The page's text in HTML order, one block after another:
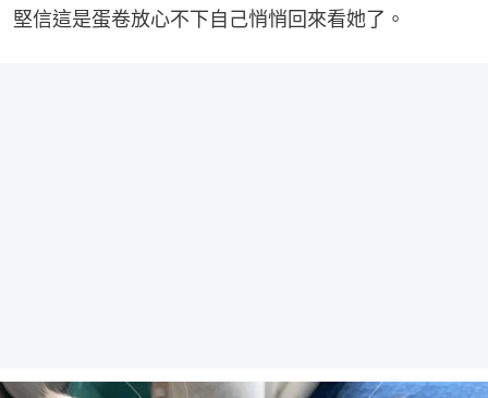
堅信這是蛋卷放心不下自己悄悄回來看她了。